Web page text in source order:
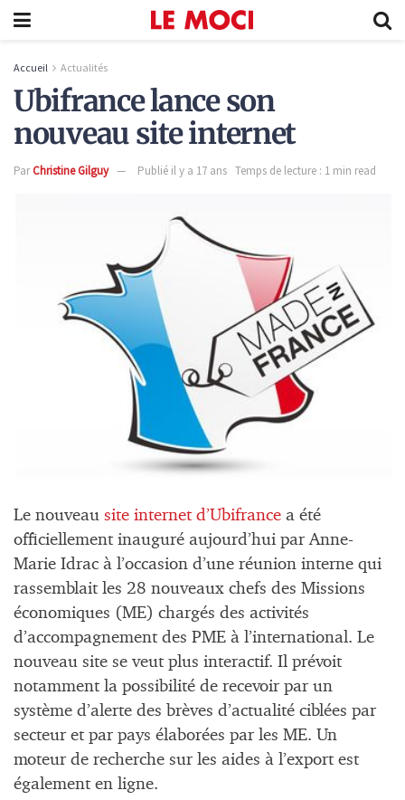
Accueil Actualités
Ubifrance lance son
nouveau site internet
ParChristine Gilguy Publié il y a 17 ans Temps de lecture : 1 min read
Le nouveau site internet d’Ubifrance a été
officiellement inauguré aujourd’hui par Anne-
Marie Idrac à l’occasion d’une réunion interne qui
rassemblait les 28 nouveaux chefs des Missions
économiques (ME) chargés des activités
d’accompagnement des PME à l’international. Le
nouveau site se veut plus interactif. Il prévoit
notamment la possibilité de recevoir par un
système d’alerte des brèves d’actualité ciblées par
secteur et par pays élaborées par les ME. Un
moteur de recherche sur les aides à l’export est
également en ligne.